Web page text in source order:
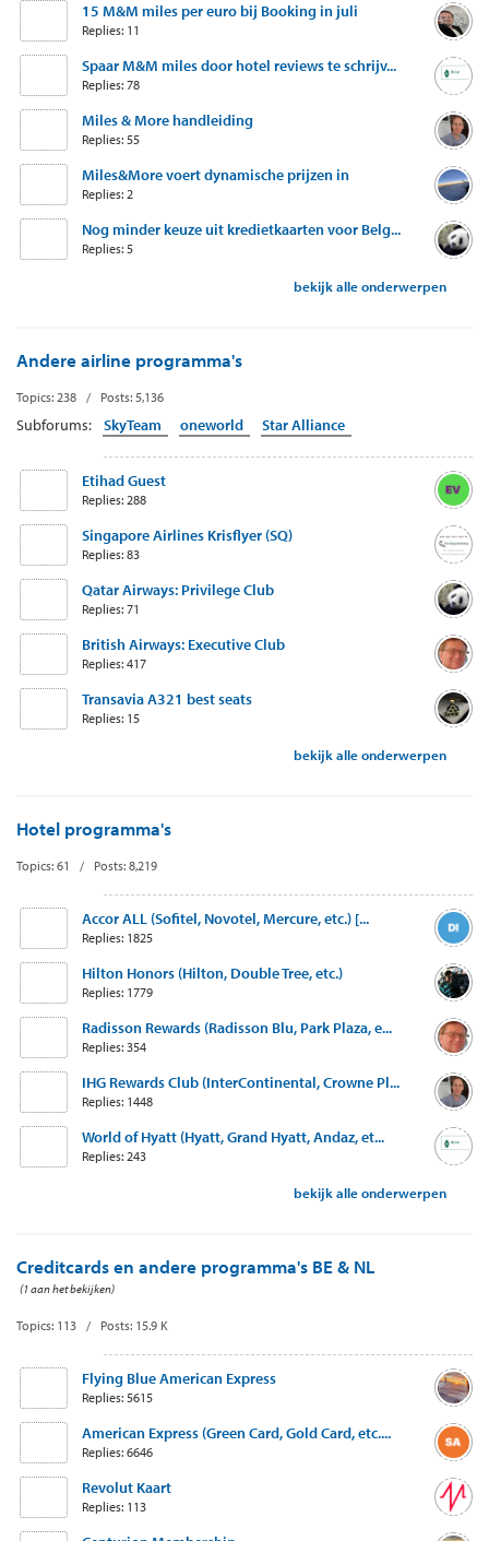
15 M&M miles per euro bij Booking in juli
Replies: 11
Spaar M&M miles door hotel reviews te schrijv...
Replies: 78
Miles & More handleiding
Replies: 55
Miles&More voert dynamische prijzen in
Replies: 2
Nog minder keuze uit kredietkaarten voor Belg...
Replies: 5
bekijk alle onderwerpen
Andere airline programma's
Topics: 238 / Posts: 5,136
Subforums: SkyTeam oneworld Star Alliance
Etihad Guest
Replies: 288
Singapore Airlines Krisflyer (SQ)
Replies: 83
Qatar Airways: Privilege Club
Replies: 71
British Airways: Executive Club
Replies: 417
Transavia A321 best seats
Replies: 15
bekijk alle onderwerpen
Hotel programma's
Topics: 61 / Posts: 8,219
Accor ALL (Sofitel, Novotel, Mercure, etc.) [...
Replies: 1825
Hilton Honors (Hilton, Double Tree, etc.)
Replies: 1779
Radisson Rewards (Radisson Blu, Park Plaza, e...
Replies: 354
IHG Rewards Club (InterContinental, Crowne Pl...
Replies: 1448
World of Hyatt (Hyatt, Grand Hyatt, Andaz, et...
Replies: 243
bekijk alle onderwerpen
Creditcards en andere programma's BE & NL
(1 aan het bekijken)
Topics: 113 / Posts: 15.9 K
Flying Blue American Express
Replies: 5615
American Express (Green Card, Gold Card, etc....
Replies: 6646
Revolut Kaart
Replies: 113